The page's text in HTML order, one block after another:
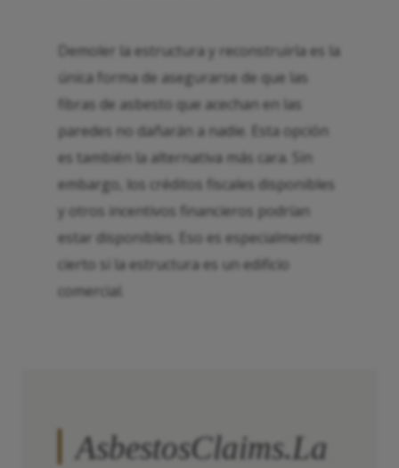
Demoler la estructura y reconstruirla es la
única forma de asegurarse de que las
fibras de asbesto que acechan en las
paredes no dañarán a nadie. Esta opción
es también la alternativa más cara. Sin
embargo, los créditos fiscales disponibles
y otros incentivos financieros podrían
estar disponibles. Eso es especialmente
cierto si la estructura es un edificio
comercial.
AsbestosClaims.La